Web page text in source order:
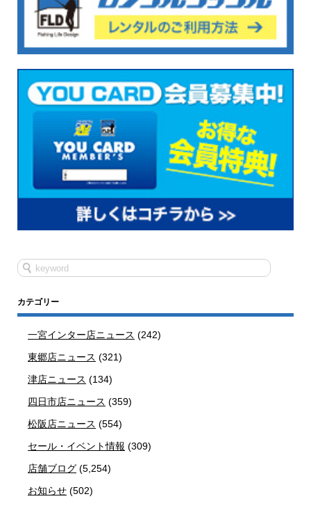
カテゴリー
一宮インター店ニュース (242)
東郷店ニュース (321)
津店ニュース (134)
四日市店ニュース (359)
松阪店ニュース (554)
セール・イベント情報 (309)
店舗ブログ (5,254)
お知らせ (502)